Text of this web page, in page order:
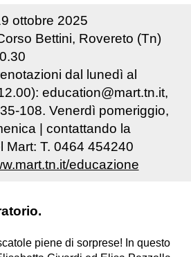
ottobre 2025
Bettini, Rovereto (Tn)
dal lunedì al
education@mart.tn.it,
108. Venerdì pomeriggio,
| contattando la
Mart: T. 0464 454240
educazione
piene di sorprese! In questo